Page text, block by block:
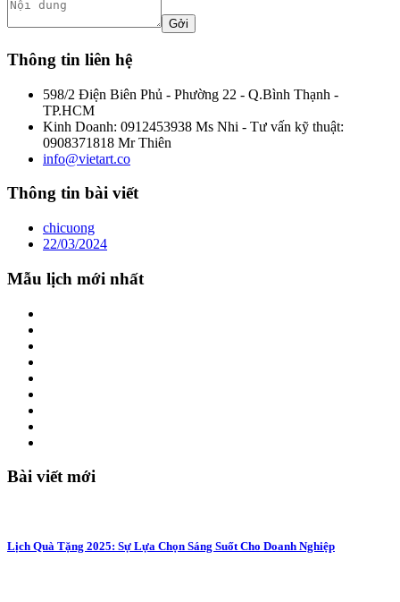
Thông tin liên hệ
598/2 Điện Biên Phủ - Phường 22 - Q.Bình Thạnh -
TP.HCM
Kinh Doanh: 0912453938 Ms Nhi - Tư vấn kỹ thuật:
0908371818 Mr Thiên
info@vietart.co
Thông tin bài viết
chicuong
22/03/2024
Mẫu lịch mới nhất
Bài viết mới
Lịch Quà Tặng 2025: Sự Lựa Chọn Sáng Suốt Cho Doanh Nghiệp